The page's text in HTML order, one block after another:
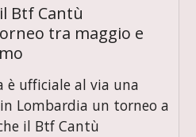
Btf Cantù
tra maggio e
è ufficiale al via una
Lombardia un torneo a
il Btf Cantù